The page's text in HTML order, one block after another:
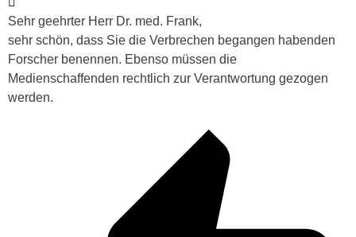
Sehr geehrter Herr Dr. med. Frank,
sehr schön, dass Sie die Verbrechen begangen habenden
Forscher benennen. Ebenso müssen die
Medienschaffenden rechtlich zur Verantwortung gezogen
werden.